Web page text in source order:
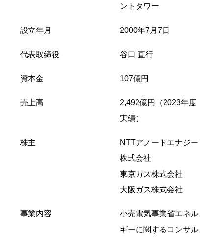
ントタワー
設立年月 2000年7月7日
代表取締役 谷口 直行
資本金 107億円
売上高
2,492億円（2023年度
実績）
株主
NTTアノードエナジー
株式会社
東京ガス株式会社
大阪ガス株式会社
事業内容
小売電気事業省エネル
ギーに関するコンサル